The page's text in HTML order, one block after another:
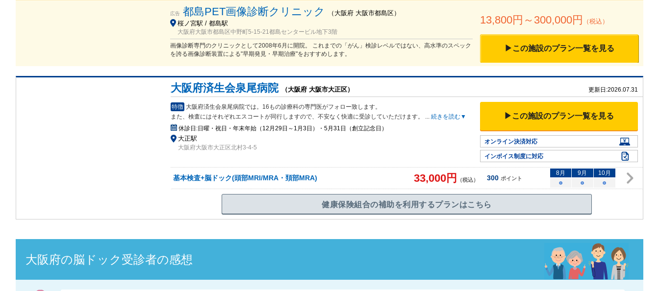
広告 都島PET画像診断クリニック （ 大阪府 大阪市都島区）
桜ノ宮駅 / 都島駅
大阪府大阪市都島区中野町5-15-21都島センタービル地下3階
画像診断専門のクリニックとして2008年6月に開院。 これまでの「がん」検診レベルではない、高水準のスペック
を誇る画像診断装置による"早期発見・早期治療"をおすすめします。
13,800円～ 300,000円 （税込）
▶この施設のプラン一覧を見る
大阪府済生会泉尾病院 （大阪府 大阪市大正区） 更新日:2026.07.31
特徴 大阪府済生会泉尾病院では。16もの診療科の専門医がフォロー致します。
また、検査にはそれぞれエスコ ートが同行しますので、不安なく快適に受診していただけます。 ... 続きを読む▼
休診日:日曜・祝日・年末年始（12月29日～1月3日）・5月31日（創立記念日）
大正駅
大阪府大阪市大正区北村3-4-5
▶この施設のプラン一覧を見る
オンライン決済対応
インボイス制度に対応
基本検査+脳ドック(頭部MRI/MRA・頚部MRA) 33,000円 （税込） 300 ポイント
8月 9月 10月
○
○ ○
健康保険組合の補助を利用するプランはこちら
大阪府の脳ドック 受診者の感想